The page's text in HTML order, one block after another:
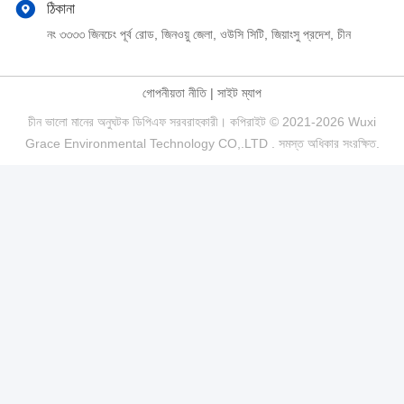
ঠিকানা
নং ৩৩৩৩ জিনচেং পূর্ব রোড, জিনওয়ু জেলা, ওউসি সিটি, জিয়াংসু প্রদেশ, চীন
গোপনীয়তা নীতি| সাইট ম্যাপ
চীন ভালো মানের অনুঘটক ডিপিএফ সরবরাহকারী। কপিরাইট © 2021-2026 Wuxi
Grace Environmental Technology CO,.LTD . সমস্ত অধিকার সংরক্ষিত.